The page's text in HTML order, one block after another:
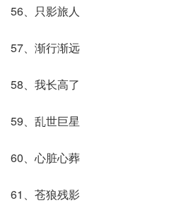
56、只影旅人
57、渐行渐远
58、我长高了
59、乱世巨星
60、心脏心葬
61、苍狼残影